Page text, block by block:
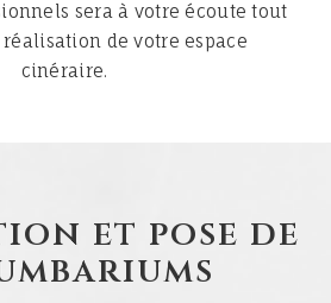
sera à votre écoute tout
de votre espace
cinéraire.
et pose de